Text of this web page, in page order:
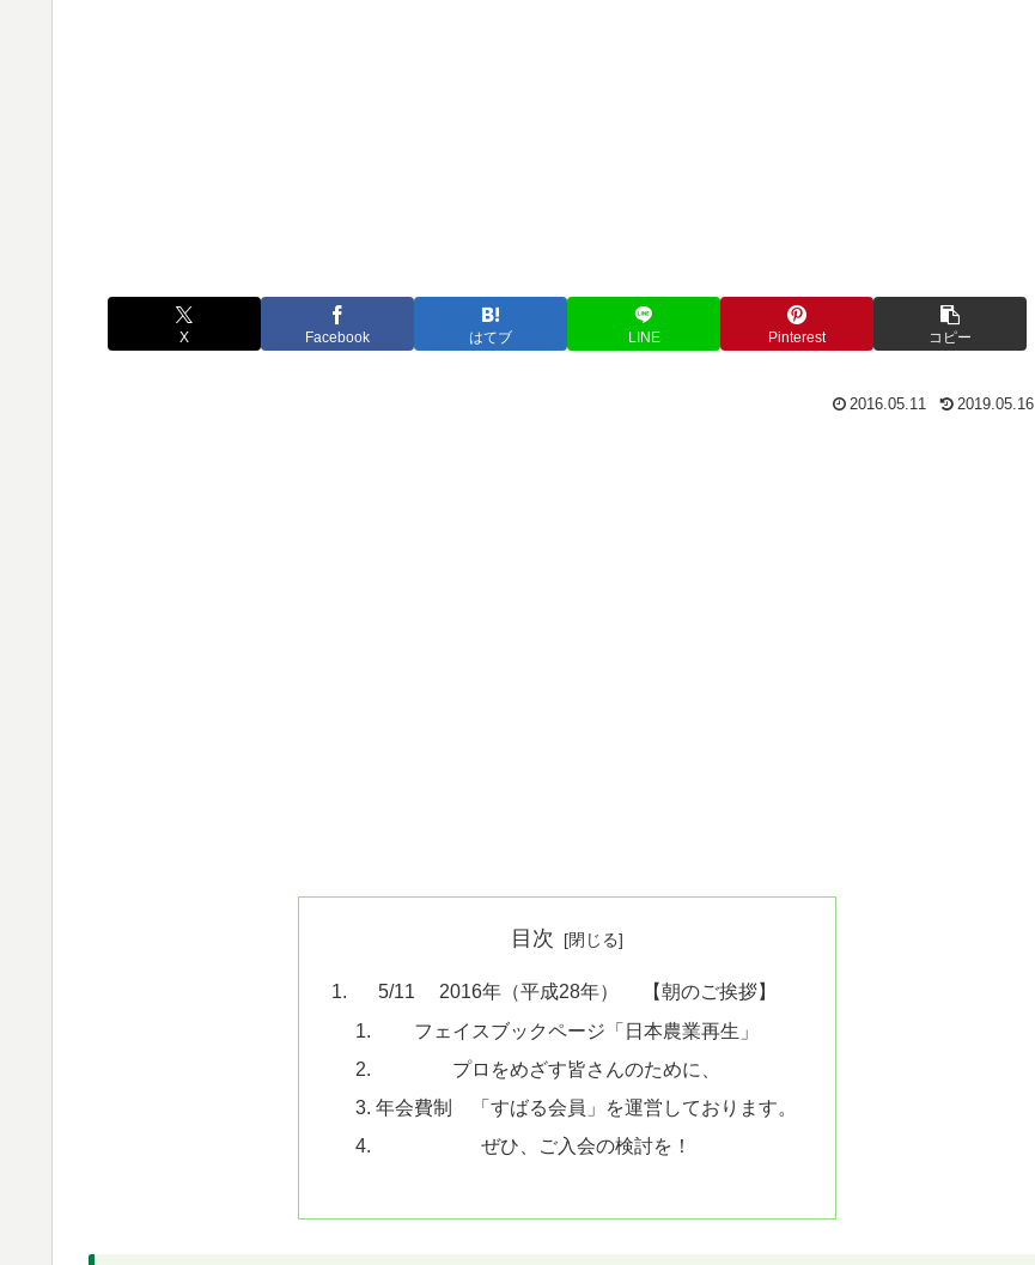
X Facebook はてブ LINE Pinterest コピー
2016.05.11 2019.05.16
目次
5/11 2016年（平成28年） 【朝のご挨拶】
フェイスブックページ「日本農業再生」
プロをめざす皆さんのために、
年会費制 「すばる会員」を運営しております。
ぜひ、ご入会の検討を！